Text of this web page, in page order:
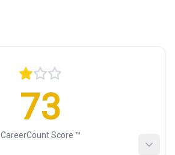
73
CareerCount Score ™️